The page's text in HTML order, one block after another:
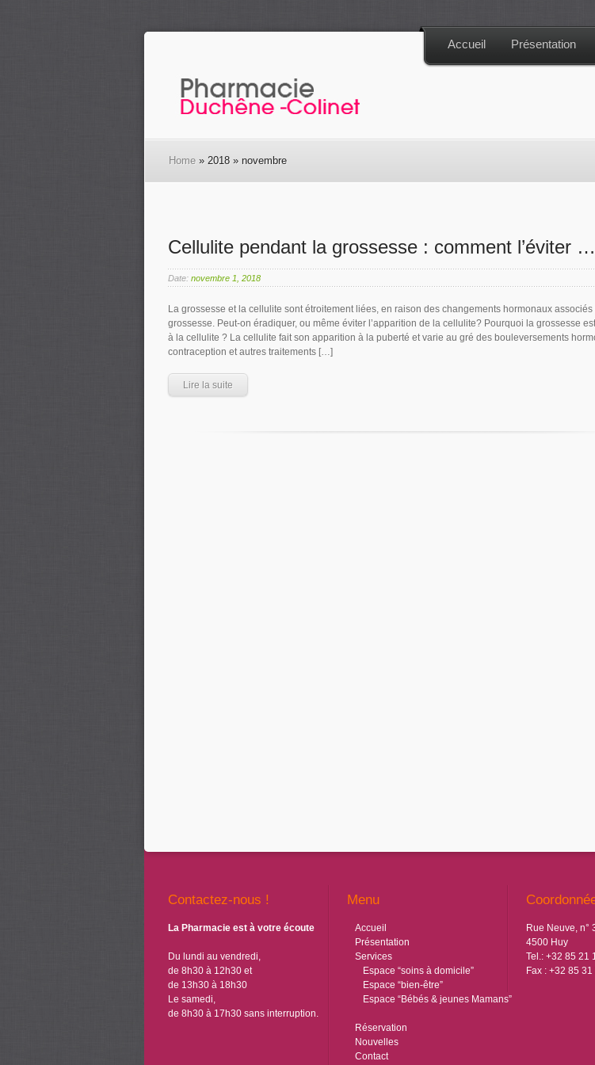
Accueil Présentation
Home » 2018 » novembre
Cellulite pendant la grossesse : comment l’éviter …
Date: novembre 1, 2018
La grossesse et la cellulite sont étroitement liées, en raison des changements hormonaux associés
grossesse. Peut-on éradiquer, ou même éviter l’apparition de la cellulite? Pourquoi la grossesse
à la cellulite ? La cellulite fait son apparition à la puberté et varie au gré des bouleversements
contraception et autres traitements […]
Lire la suite
Contactez-nous !
La Pharmacie est à votre écoute
Du lundi au vendredi,
de 8h30 à 12h30 et
de 13h30 à 18h30
Le samedi,
de 8h30 à 17h30 sans interruption.
Menu
Accueil
Présentation
Services
Espace “soins à domicile”
Espace “bien-être”
Espace “Bébés & jeunes Mamans”
Réservation
Nouvelles
Contact
Rue Neuve, n°
4500 Huy
Tel.: +32 85 21
Fax : +32 85 31